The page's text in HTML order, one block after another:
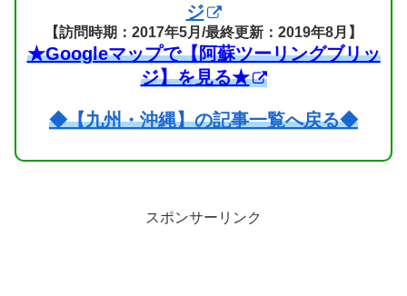
ジ
【訪問時期：2017年5月/最終更新：2019年8月】
★Googleマップで【阿蘇ツーリングブリッ
ジ】を見る★
◆【九州・沖縄】の記事一覧へ戻る◆
スポンサーリンク